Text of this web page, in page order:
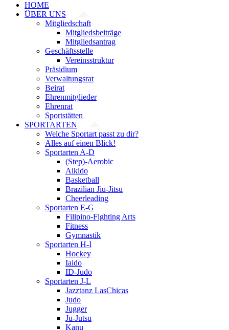
HOME
ÜBER UNS
Mitgliedschaft
Mitgliedsbeiträge
Mitgliedsantrag
Geschäftsstelle
Vereinsstruktur
Präsidium
Verwaltungsrat
Beirat
Ehrenmitglieder
Ehrenrat
Sportstätten
SPORTARTEN
Welche Sportart passt zu dir?
Alles auf einen Blick!
Sportarten A-D
(Step)-Aerobic
Aikido
Basketball
Brazilian Jiu-Jitsu
Cheerleading
Sportarten E-G
Filipino-Fighting Arts
Fitness
Gymnastik
Sportarten H-I
Hockey
Iaido
ID-Judo
Sportarten J-L
Jazztanz LasChicas
Judo
Jugger
Ju-Jutsu
Kanu